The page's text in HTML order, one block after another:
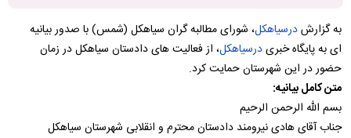
به گزارشدرسیاهکل، شورای مطالبه گران سیاهکل (شمس) با صدور بیانیه
ای به پایگاه خبریدرسیاهکل، از فعالیت های دادستان سیاهکل در زمان
حضور در این شهرستان حمایت کرد.
متن کامل بیانیه:
بسم الله الرحمن الرحیم
جناب آقای هادی نیرومند دادستان محترم و انقلابی شهرستان سیاهکل